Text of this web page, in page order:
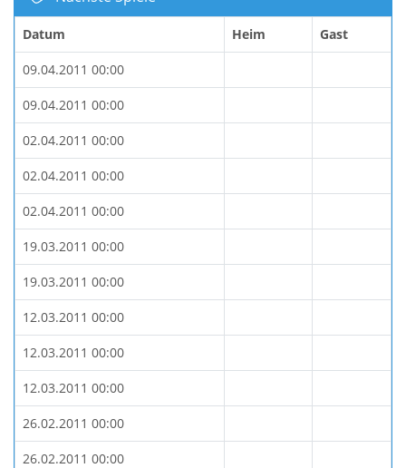
Datum Heim Gast
09.04.2011 00:00
09.04.2011 00:00
02.04.2011 00:00
02.04.2011 00:00
02.04.2011 00:00
19.03.2011 00:00
19.03.2011 00:00
12.03.2011 00:00
12.03.2011 00:00
12.03.2011 00:00
26.02.2011 00:00
26.02.2011 00:00